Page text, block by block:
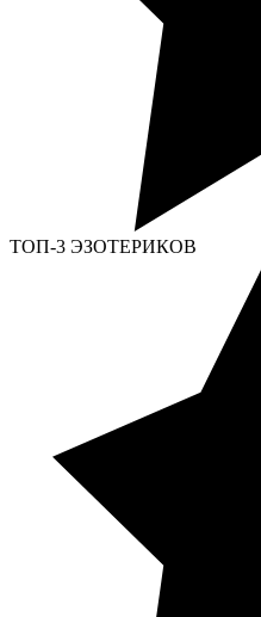
ТОП-3 ЭЗОТЕРИКОВ